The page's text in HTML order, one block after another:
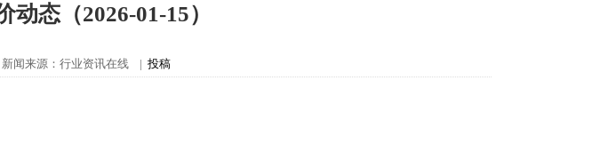
态（2026-01-15）
闻来源：行业资讯在线 | 投稿